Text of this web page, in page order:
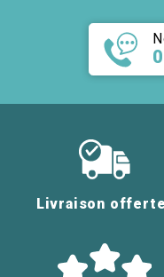
Livraison